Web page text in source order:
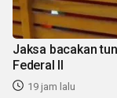
Jaksa bacakan
Federal II
19 jam lalu